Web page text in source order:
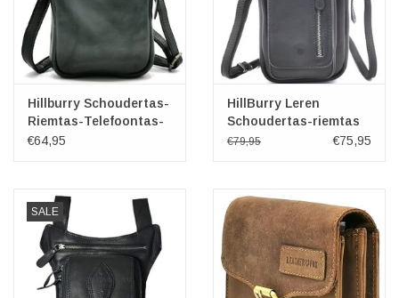
Hillburry Schoudertas-
Riemtas-Telefoontas-
zwart
€64,95
HillBurry Leren
Schoudertas-riemtas
zwart
€79,95 €75,95
SALE